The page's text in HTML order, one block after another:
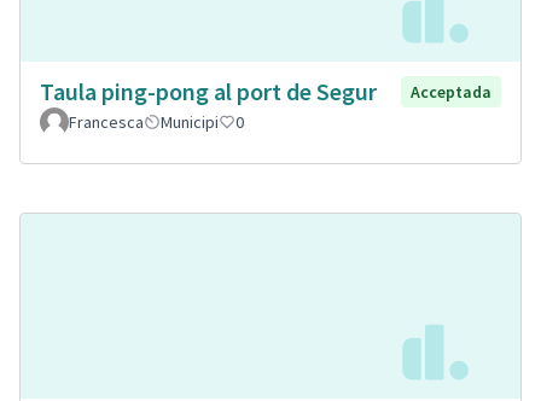
Taula ping-pong al port de Segur
Acceptada
Francesca
Municipi 0